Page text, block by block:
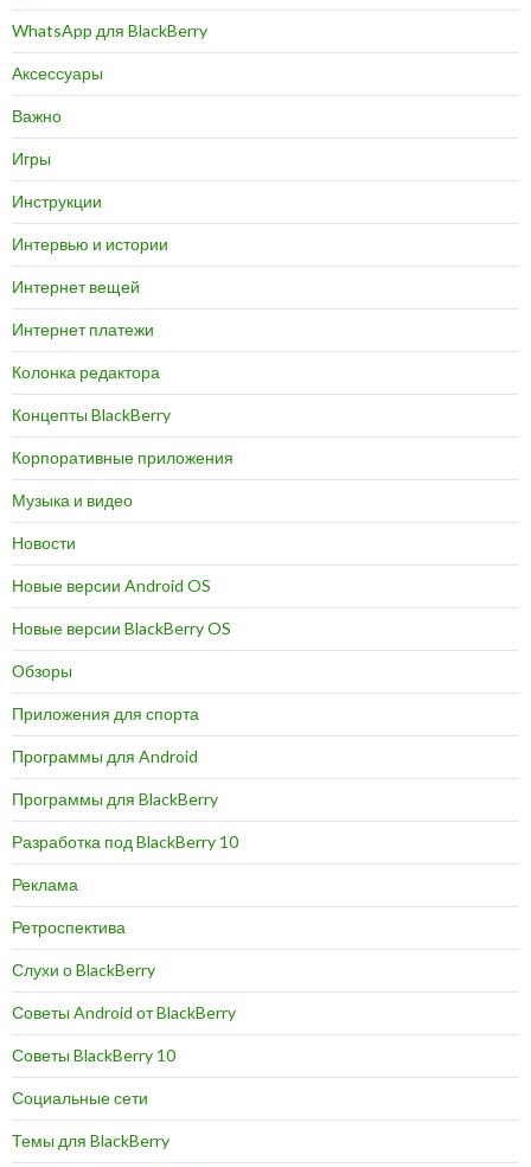
WhatsApp для BlackBerry
Аксессуары
Важно
Игры
Инструкции
Интервью и истории
Интернет вещей
Интернет платежи
Колонка редактора
Концепты BlackBerry
Корпоративные приложения
Музыка и видео
Новости
Новые версии Android OS
Новые версии BlackBerry OS
Обзоры
Приложения для спорта
Программы для Android
Программы для BlackBerry
Разработка под BlackBerry 10
Реклама
Ретроспектива
Слухи о BlackBerry
Советы Android от BlackBerry
Советы BlackBerry 10
Социальные сети
Темы для BlackBerry